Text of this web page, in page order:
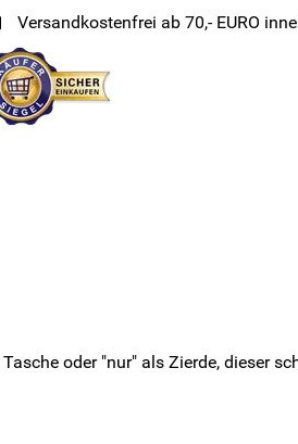
Versandkostenfrei ab 70,- EURO
oder "nur" als Zierde, dieser